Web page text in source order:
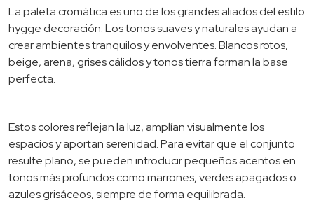
La paleta cromática es uno de los grandes aliados del estilo
hygge decoración. Los tonos suaves y naturales ayudan a
crear ambientes tranquilos y envolventes. Blancos rotos,
beige, arena, grises cálidos y tonos tierra forman la base
perfecta.
Estos colores reflejan la luz, amplían visualmente los
espacios y aportan serenidad. Para evitar que el conjunto
resulte plano, se pueden introducir pequeños acentos en
tonos más profundos como marrones, verdes apagados o
azules grisáceos, siempre de forma equilibrada.